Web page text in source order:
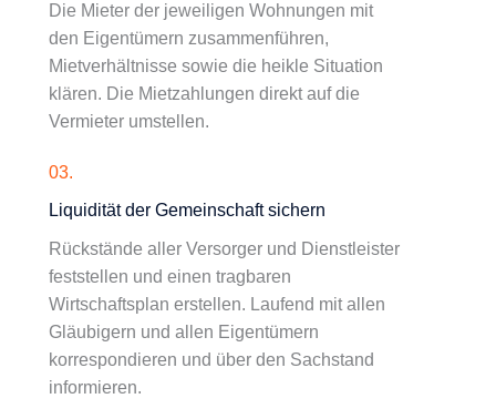
Die Mieter der jeweiligen Wohnungen mit
den Eigentümern zusammenführen,
Mietverhältnisse sowie die heikle Situation
klären. Die Mietzahlungen direkt auf die
Vermieter umstellen.
03.
Liquidität der Gemeinschaft sichern
Rückstände aller Versorger und Dienstleister
feststellen und einen tragbaren
Wirtschaftsplan erstellen. Laufend mit allen
Gläubigern und allen Eigentümern
korrespondieren und über den Sachstand
informieren.